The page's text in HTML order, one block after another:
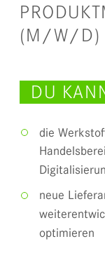
(M/W/D)
DU
die
neue
optimieren